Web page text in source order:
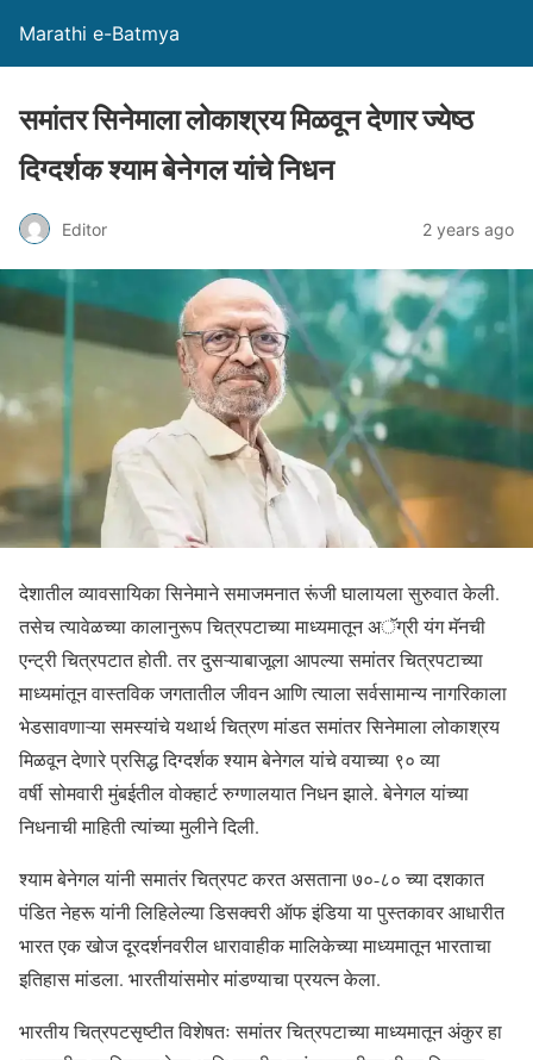
Marathi e-Batmya
समांतर सिनेमाला लोकाश्रय मिळवून देणार ज्येष्ठ
दिग्दर्शक श्याम बेनेगल यांचे निधन
Editor 2 years ago
देशातील व्यावसायिका सिनेमाने समाजमनात रूंजी घालायला सुरुवात केली.
तसेच त्यावेळच्या कालानुरूप चित्रपटाच्या माध्यमातून अॅग्री यंग मॅनची
एन्ट्री चित्रपटात होती. तर दुसऱ्याबाजूला आपल्या समांतर चित्रपटाच्या
माध्यमांतून वास्तविक जगतातील जीवन आणि त्याला सर्वसामान्य नागरिकाला
भेडसावणाऱ्या समस्यांचे यथार्थ चित्रण मांडत समांतर सिनेमाला लोकाश्रय
मिळवून देणारे प्रसिद्ध दिग्दर्शक श्याम बेनेगल यांचे वयाच्या ९० व्या
वर्षी सोमवारी मुंबईतील वोक्हार्ट रुग्णालयात निधन झाले. बेनेगल यांच्या
निधनाची माहिती त्यांच्या मुलीने दिली.
श्याम बेनेगल यांनी समातंर चित्रपट करत असताना ७०-८० च्या दशकात
पंडित नेहरू यांनी लिहिलेल्या डिसक्वरी ऑफ इंडिया या पुस्तकावर आधारीत
भारत एक खोज दूरदर्शनवरील धारावाहीक मालिकेच्या माध्यमातून भारताचा
इतिहास मांडला. भारतीयांसमोर मांडण्याचा प्रयत्न केला.
भारतीय चित्रपटसृष्टीत विशेषतः समांतर चित्रपटाच्या माध्यमातून अंकुर हा